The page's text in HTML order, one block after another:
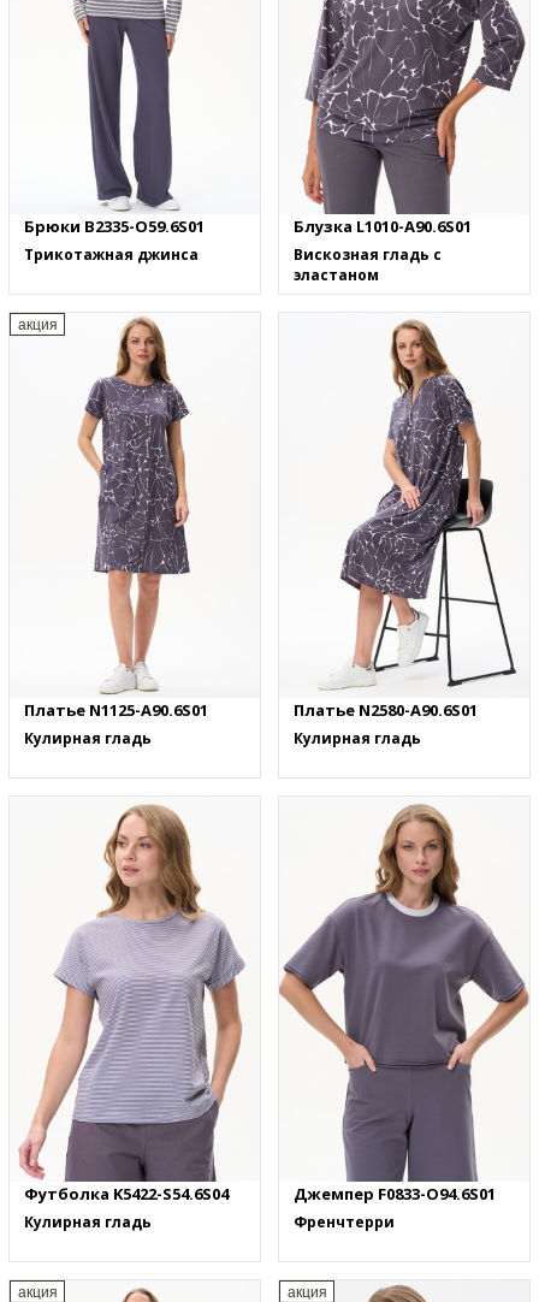
Брюки B2335-O59.6S01
Трикотажная джинса
Блузка L1010-A90.6S01
Вискозная гладь с
эластаном
акция
Платье N1125-A90.6S01
Кулирная гладь
Платье N2580-A90.6S01
Кулирная гладь
Футболка K5422-S54.6S04
Кулирная гладь
Джемпер F0833-O94.6S01
Френчтерри
акция акция